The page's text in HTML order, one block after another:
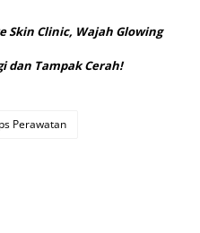
Skin Clinic, Wajah Glowing
dan Tampak Cerah!
Perawatan